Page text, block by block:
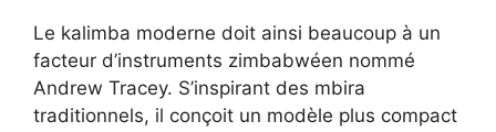
Le kalimba moderne doit ainsi beaucoup à un
facteur d’instruments zimbabwéen nommé
Andrew Tracey. S’inspirant des mbira
traditionnels, il conçoit un modèle plus compact